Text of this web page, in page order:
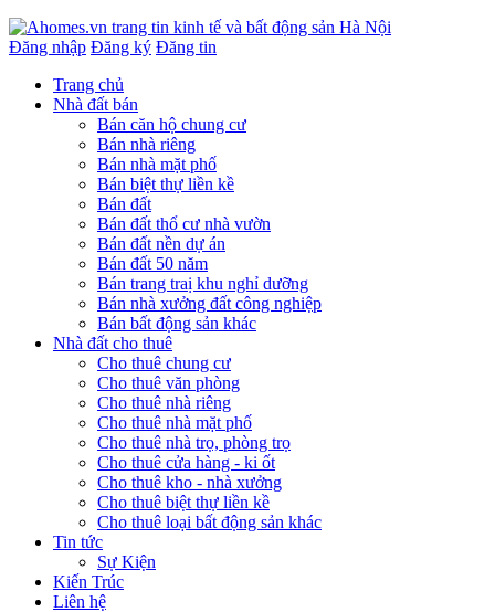
Đăng nhập Đăng ký Đăng tin
Trang chủ
Nhà đất bán
Bán căn hộ chung cư
Bán nhà riêng
Bán nhà mặt phố
Bán biệt thự liền kề
Bán đất
Bán đất thổ cư nhà vườn
Bán đất nền dự án
Bán đất 50 năm
Bán trang traị khu nghỉ dưỡng
Bán nhà xưởng đất công nghiệp
Bán bất động sản khác
Nhà đất cho thuê
Cho thuê chung cư
Cho thuê văn phòng
Cho thuê nhà riêng
Cho thuê nhà mặt phố
Cho thuê nhà trọ, phòng trọ
Cho thuê cửa hàng - ki ốt
Cho thuê kho - nhà xưởng
Cho thuê biệt thự liền kề
Cho thuê loại bất động sản khác
Tin tức
Sự Kiện
Kiến Trúc
Liên hệ